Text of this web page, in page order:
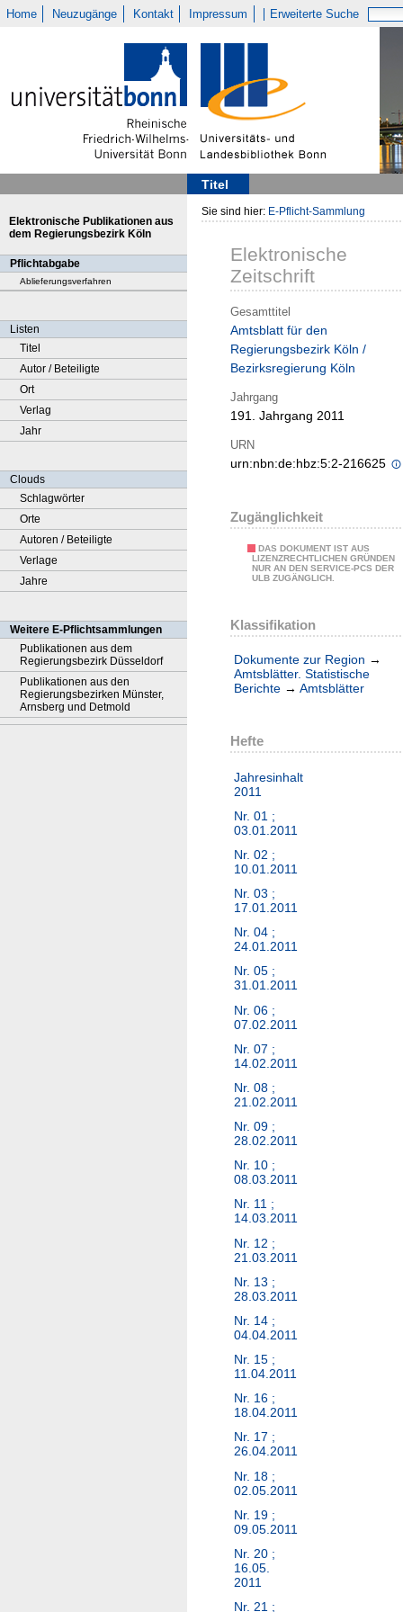
Home Neuzugänge Kontakt Impressum Erweiterte Suche
Titel
Elektronische Publikationen aus
dem Regierungsbezirk Köln
Pflichtabgabe
Ablieferungsverfahren
Listen
Titel
Autor / Beteiligte
Ort
Verlag
Jahr
Clouds
Schlagwörter
Orte
Autoren / Beteiligte
Verlage
Jahre
Weitere E-Pflichtsammlungen
Publikationen aus dem
Regierungsbezirk Düsseldorf
Publikationen aus den
Regierungsbezirken Münster,
Arnsberg und Detmold
Sie sind hier: E-Pflicht-Sammlung
Elektronische
Zeitschrift
Gesamttitel
Amtsblatt für den
Regierungsbezirk Köln /
Bezirksregierung Köln
Jahrgang
191. Jahrgang 2011
URN
urn:nbn:de:hbz:5:2-216625
Zugänglichkeit
DAS DOKUMENT IST AUS
LIZENZRECHTLICHEN GRÜNDEN
NUR AN DEN SERVICE-PCS DER
ULB ZUGÄNGLICH.
Klassifikation
Dokumente zur Region →
Amtsblätter. Statistische
Berichte → Amtsblätter
Hefte
Jahresinhalt
2011
Nr. 01 ;
03.01.2011
Nr. 02 ;
10.01.2011
Nr. 03 ;
17.01.2011
Nr. 04 ;
24.01.2011
Nr. 05 ;
31.01.2011
Nr. 06 ;
07.02.2011
Nr. 07 ;
14.02.2011
Nr. 08 ;
21.02.2011
Nr. 09 ;
28.02.2011
Nr. 10 ;
08.03.2011
Nr. 11 ;
14.03.2011
Nr. 12 ;
21.03.2011
Nr. 13 ;
28.03.2011
Nr. 14 ;
04.04.2011
Nr. 15 ;
11.04.2011
Nr. 16 ;
18.04.2011
Nr. 17 ;
26.04.2011
Nr. 18 ;
02.05.2011
Nr. 19 ;
09.05.2011
Nr. 20 ;
16.05.
2011
Nr. 21 ;